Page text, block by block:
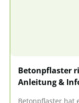
Betonpflaster
Anleitung &
Betonpflaster hat